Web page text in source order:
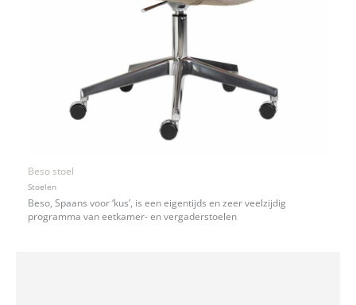
Beso stoel
Stoelen
Beso, Spaans voor ‘kus’, is een eigentijds en zeer veelzijdig
programma van eetkamer- en vergaderstoelen